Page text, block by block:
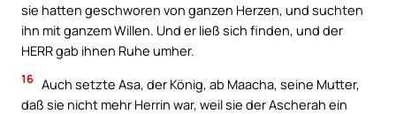
sie hatten geschworen von ganzen Herzen, und suchten
ihn mit ganzem Willen. Und er ließ sich finden, und der
HERR gab ihnen Ruhe umher.
16 Auch setzte Asa, der König, ab Maacha, seine Mutter,
daß sie nicht mehr Herrin war, weil sie der Ascherah ein